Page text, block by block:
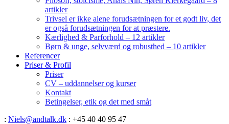
artikler
Trivsel er ikke alene forudsætningen for et godt liv, det
er også forudsætningen for at præstere.
Kærlighed & Parforhold – 12 artikler
Børn & unge, selvværd og robusthed – 10 artikler
Referencer
Priser & Profil
Priser
CV – uddannelser og kurser
Kontakt
Betingelser, etik og det med småt
: Niels@andtalk.dk : +45 40 40 95 47